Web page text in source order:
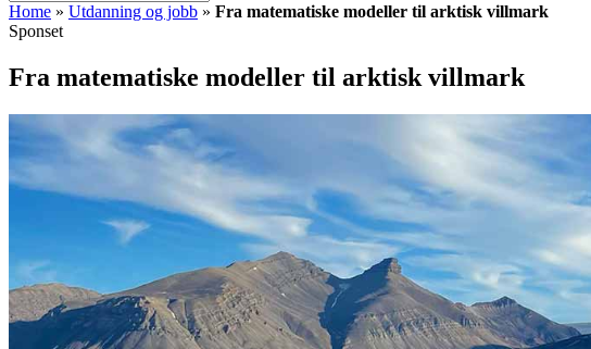
Home » Utdanning og jobb » Fra matematiske modeller til arktisk villmark
Sponset
Fra matematiske modeller til arktisk villmark